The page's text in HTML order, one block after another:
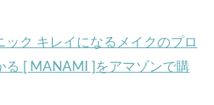
ック キレイになるメイクのプロ
る [ MANAMI ]をアマゾンで購